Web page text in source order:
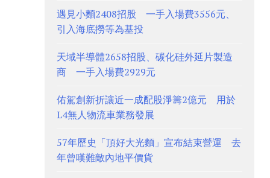
遇見小麵2408招股 一手入場費3556元、
引入海底撈等為基投
天域半導體2658招股、碳化硅外延片製造
商 一手入場費2929元
佑駕創新折讓近一成配股淨籌2億元 用於
L4無人物流車業務發展
57年歷史「頂好大光麵」宣布結束營運 去
年曾嘆難敵內地平價貨